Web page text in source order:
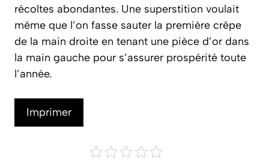
récoltes abondantes. Une superstition voulait
même que l’on fasse sauter la première crêpe
de la main droite en tenant une pièce d’or dans
la main gauche pour s’assurer prospérité toute
l’année.
Imprimer